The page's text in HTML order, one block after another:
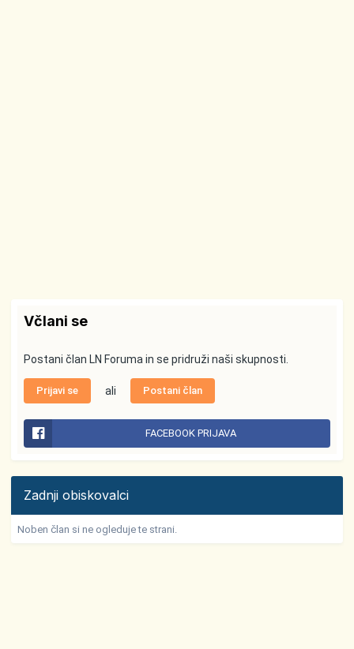
Včlani se
Postani član LN Foruma in se pridruži naši skupnosti.
Prijavi se ali Postani član
FACEBOOK PRIJAVA
Zadnji obiskovalci
Noben član si ne ogleduje te strani.